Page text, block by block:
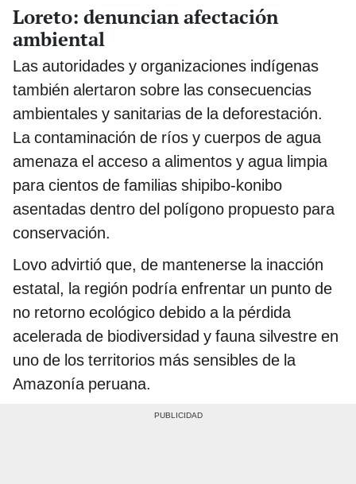
Loreto: denuncian afectación
ambiental
Las autoridades y organizaciones indígenas
también alertaron sobre las consecuencias
ambientales y sanitarias de la deforestación.
La contaminación de ríos y cuerpos de agua
amenaza el acceso a alimentos y agua limpia
para cientos de familias shipibo-konibo
asentadas dentro del polígono propuesto para
conservación.
Lovo advirtió que, de mantenerse la inacción
estatal, la región podría enfrentar un punto de
no retorno ecológico debido a la pérdida
acelerada de biodiversidad y fauna silvestre en
uno de los territorios más sensibles de la
Amazonía peruana.